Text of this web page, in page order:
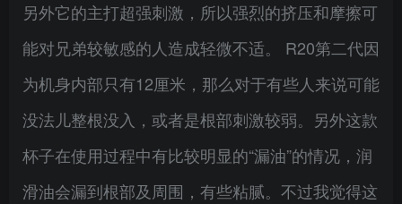
另外它的主打超强刺激，所以强烈的挤压和摩擦可
能对兄弟较敏感的人造成轻微不适。 R20第二代因
为机身内部只有12厘米，那么对于有些人来说可能
没法儿整根没入，或者是根部刺激较弱。另外这款
杯子在使用过程中有比较明显的“漏油”的情况，润
滑油会漏到根部及周围，有些粘腻。不过我觉得这